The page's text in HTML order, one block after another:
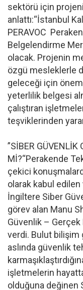
sektörü için
anlattı:“İstanbul
PERAVOC
Belgelendirme
olacak. Projenin
özgü mesleklerle
geleceği için
yeterlilik belgesi
çalıştıran
teşviklerinden
”SİBER GÜVENLİK
Mİ?“Perakende
çekici
olarak kabul
İngiltere Siber
görev alan Manu
Güvenlik – Gerçek
verdi. Bulut bilişim
aslında güvenlik
işletmelerin
olduğuna değinen